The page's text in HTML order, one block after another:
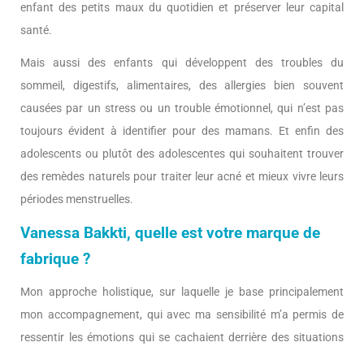
enfant des petits maux du quotidien et préserver leur capital
santé.
Mais aussi des enfants qui développent des troubles du
sommeil, digestifs, alimentaires, des allergies bien souvent
causées par un stress ou un trouble émotionnel, qui n’est pas
toujours évident à identifier pour des mamans. Et enfin des
adolescents ou plutôt des adolescentes qui souhaitent trouver
des remèdes naturels pour traiter leur acné et mieux vivre leurs
périodes menstruelles.
Vanessa Bakkti, quelle est votre marque de
fabrique ?
Mon approche holistique, sur laquelle je base principalement
mon accompagnement, qui avec ma sensibilité m’a permis de
ressentir les émotions qui se cachaient derrière des situations